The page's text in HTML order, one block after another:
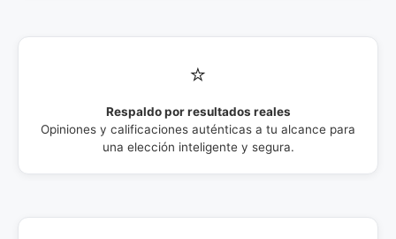
⭐
Respaldo por resultados reales
Opiniones y calificaciones auténticas a tu alcance para
una elección inteligente y segura.